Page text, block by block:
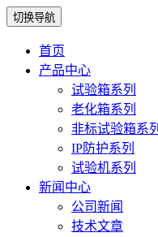
切换导航
首页
产品中心
试验箱系列
老化箱系列
非标试验箱系列
IP防护系列
试验机系列
新闻中心
公司新闻
技术文章